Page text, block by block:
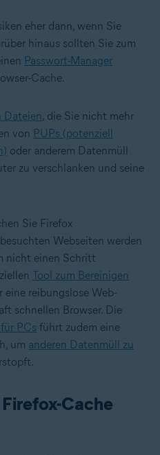
eher dann, wenn Sie
hinaus sollten Sie zum
Passwort-Manager
Cache.
Dateien , die Sie nicht mehr
von PUPs (potenziell
oder anderem Datenmüll
zu verschlanken und seine
Sie Firefox
Webseiten werden
nicht einen Schritt
Tool zum Bereinigen
eine reibungslose Web-
schnellen Browser. Die
PCs führt zudem eine
um anderen Datenmüll zu
Cache